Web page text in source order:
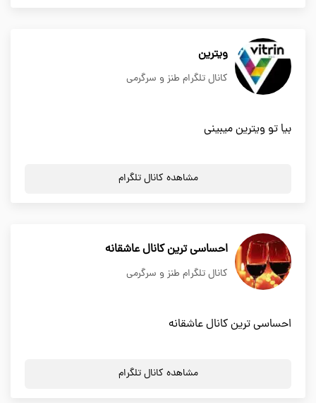
ویترین
کانال تلگرام طنز و سرگرمی
بیا تو ویترین میبینی
مشاهده کانال تلگرام
احساسی ترین کانال عاشقانه
کانال تلگرام طنز و سرگرمی
احساسی ترین کانال عاشقانه
مشاهده کانال تلگرام